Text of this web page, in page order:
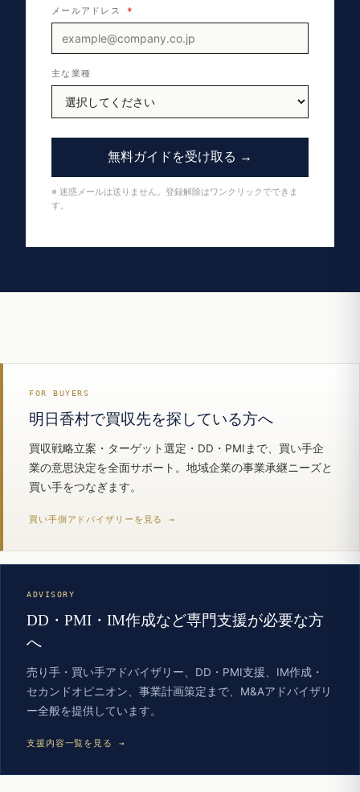
メールアドレス *
主な業種
無料ガイドを受け取る →
※ 迷惑メールは送りません。登録解除はワンクリックでできま
す。
FOR BUYERS
明日香村で買収先を探している方へ
買収戦略立案・ターゲット選定・DD・PMIまで、買い手企
業の意思決定を全面サポート。地域企業の事業承継ニーズと
買い手をつなぎます。
買い手側アドバイザリーを見る →
ADVISORY
DD・PMI・IM作成など専門支援が必要な方
へ
売り手・買い手アドバイザリー、DD・PMI支援、IM作成・
セカンドオピニオン、事業計画策定まで、M&Aアドバイザリ
ー全般を提供しています。
支援内容一覧を見る →